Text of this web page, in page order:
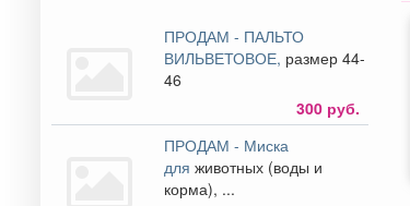
ПРОДАМ - ПАЛЬТО
ВИЛЬВЕТОВОЕ, размер 44-
46
300 руб.
ПРОДАМ - Миска
дляживотных (воды и
корма), ...